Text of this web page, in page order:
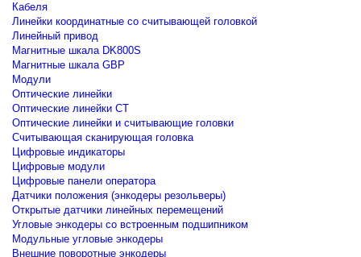
Кабеля
Линейки координатные со считывающей головкой
Линейный привод
Магнитные шкала DK800S
Магнитные шкала GBP
Модули
Оптические линейки
Оптические линейки CT
Оптические линейки и считывающие головки
Считывающая сканирующая головка
Цифровые индикаторы
Цифровые модули
Цифровые панели оператора
Датчики положения (энкодеры резольверы)
Открытые датчики линейных перемещений
Угловые энкодеры со встроенным подшипником
Модульные угловые энкодеры
Внешние поворотные энкодеры